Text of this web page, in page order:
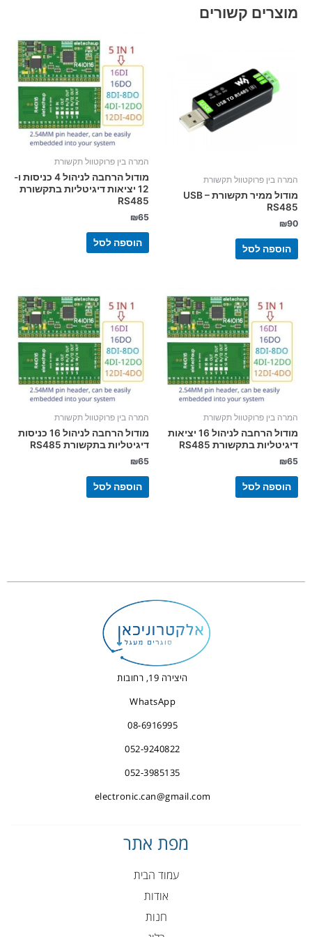
מוצרים קשורים
המרה בין פרוקטוול תקשורת
מודול ממיר תקשורת USB –
RS485
₪90
הוספה לסל
המרה בין פרוקטוול תקשורת
מודול הרחבה לניהול 4 כניסות ו-
12 יציאות דיגיטליות בתקשורת
RS485
₪65
הוספה לסל
המרה בין פרוקטוול תקשורת
מודול הרחבה לניהול 16 יציאות
דיגיטליות בתקשורת RS485
₪65
הוספה לסל
המרה בין פרוקטוול תקשורת
מודול הרחבה לניהול 16 כניסות
דיגיטליות בתקשורת RS485
₪65
הוספה לסל
היצירה 19, רחובות
WhatsApp
08-6916995
052-9240822
052-3985135
electronic.can@gmail.com
מפת אתר
עמוד הבית
אודות
חנות